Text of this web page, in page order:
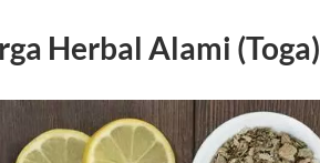
Herbal Alami (Toga)